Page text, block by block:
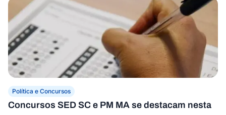
Política e Concursos
Concursos SED SC e PM MA se destacam nesta